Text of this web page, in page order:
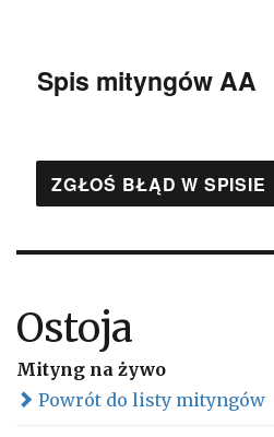
Spis mityngów AA
ZGŁOŚ BŁĄD W SPISIE
Ostoja
Mityng na żywo
Powrót do listy mityngów